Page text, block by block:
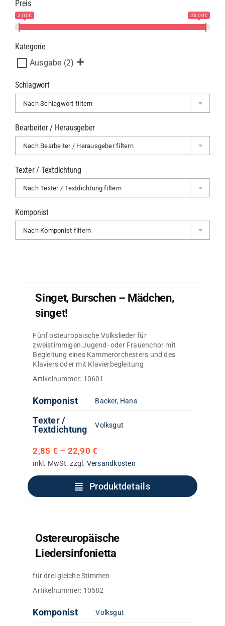
Singet, Burschen – Mädchen,
singet!
Fünf osteuropäische Volkslieder für
zweistimmigen Jugend- oder Frauenchor mit
Begleitung eines Kammerorchesters und des
Klaviers oder mit Klavierbegleitung
Artikelnummer: 10601
Komponist Backer, Hans
Texter /
Textdichtung
Volksgut
2,85 € – 22,90€
inkl. MwSt. zzgl. Versandkosten
Produktdetails
Ostereuropäische
Liedersinfonietta
für drei gleiche Stimmen
Artikelnummer: 10582
Komponist Volksgut
Preis
2,00€ 23,00€
Kategorie
Ausgabe (2)
Schlagwort
Nach Schlagwort filtern
Bearbeiter / Herausgeber
Nach Bearbeiter / Herausgeber filtern
Texter / Textdichtung
Nach Texter / Textdichtung filtern
Komponist
Nach Komponist filtern